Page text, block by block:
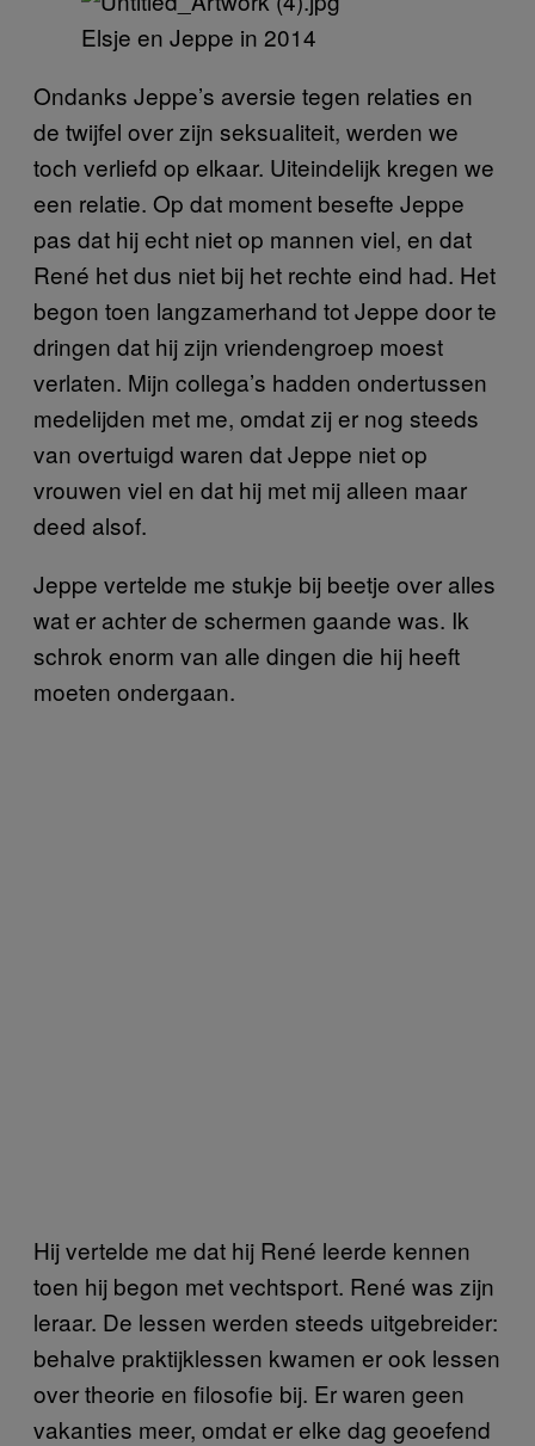
Elsje en Jeppe in 2014
Ondanks Jeppe’s aversie tegen relaties en
de twijfel over zijn seksualiteit, werden we
toch verliefd op elkaar. Uiteindelijk kregen we
een relatie. Op dat moment besefte Jeppe
pas dat hij echt niet op mannen viel, en dat
René het dus niet bij het rechte eind had. Het
begon toen langzamerhand tot Jeppe door te
dringen dat hij zijn vriendengroep moest
verlaten. Mijn collega’s hadden ondertussen
medelijden met me, omdat zij er nog steeds
van overtuigd waren dat Jeppe niet op
vrouwen viel en dat hij met mij alleen maar
deed alsof.
Jeppe vertelde me stukje bij beetje over alles
wat er achter de schermen gaande was. Ik
schrok enorm van alle dingen die hij heeft
moeten ondergaan.
Hij vertelde me dat hij René leerde kennen
toen hij begon met vechtsport. René was zijn
leraar. De lessen werden steeds uitgebreider:
behalve praktijklessen kwamen er ook lessen
over theorie en filosofie bij. Er waren geen
vakanties meer, omdat er elke dag geoefend